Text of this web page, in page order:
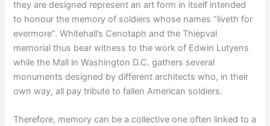
they are designed represent an art form in itself intended
to honour the memory of soldiers whose names “liveth for
evermore”. Whitehall’s Cenotaph and the Thiepval
memorial thus bear witness to the work of Edwin Lutyens
while the Mall in Washington D.C. gathers several
monuments designed by different architects who, in their
own way, all pay tribute to fallen American soldiers.
Therefore, memory can be a collective one often linked to a